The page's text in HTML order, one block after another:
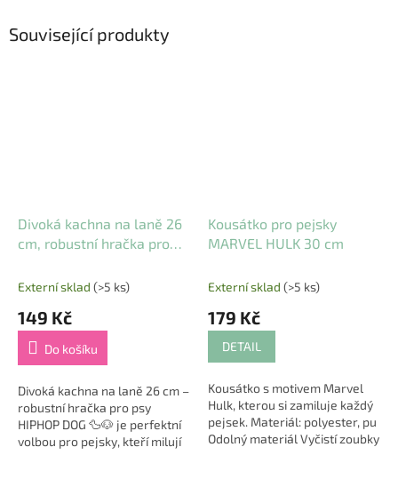
Související produkty
Divoká kachna na laně 26
cm, robustní hračka pro
Externí sklad (>5 ks)
149 Kč
Do košíku
Divoká kachna na laně 26 cm –
robustní hračka pro psy
HIPHOP DOG 🦆🐶 je perfektní
volbou pro pejsky, kteří milují
Kousátko pro pejsky
MARVEL HULK 30 cm
Externí sklad (>5 ks)
179 Kč
DETAIL
Kousátko s motivem Marvel
Hulk, kterou si zamiluje každý
pejsek. Materiál: polyester, pu
Odolný materiál Vyčistí zoubky